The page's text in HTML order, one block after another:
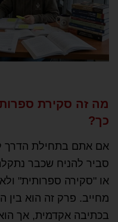
מה זה סקירת
כך?
אם אתם בתחילת הדרך
סביר להניח שכבר
או "סקירה ספרותית"
מחייב. פרק זה הוא בין
בכתיבה אקדמית, אך